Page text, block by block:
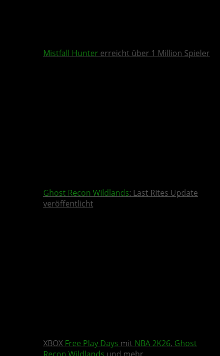
Mistfall Hunter erreicht über 1 Million Spieler
Ghost Recon Wildlands: Last Rites Update
veröffentlicht
XBOX Free Play Days mit NBA 2K26, Ghost